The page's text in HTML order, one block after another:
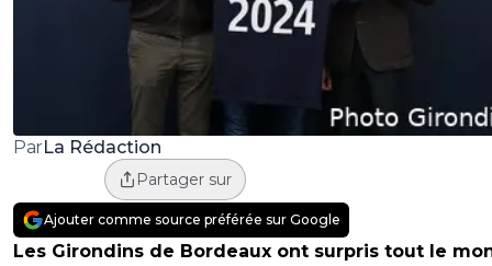
ParLa Rédaction
Partager sur
Ajouter comme source préférée sur Google
Les Girondins de Bordeaux ont surpris tout le